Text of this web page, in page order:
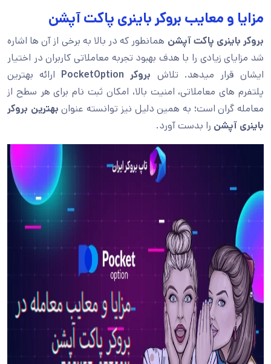
مزایا و معایب بروکر باینری پاکت آپشن
بروکر باینری پاکت آپشن همانطور که در بالا به برخی از آن ها اشاره
شد مزایای زیادی را با هدف بهبود تجربه معاملاتی کاربران در اختیار
ایشان قرار میدهد. تلاش بروکر PocketOption
ارائه بهترین
پلتفرم های معاملاتی، امنیت بالا، امکان ثبت نام برای هر سطح از
معامله گران است؛ به همین دلیل نیز توانسته عنوان بهترین بروکر
باینری آپشن را بدست آورد.